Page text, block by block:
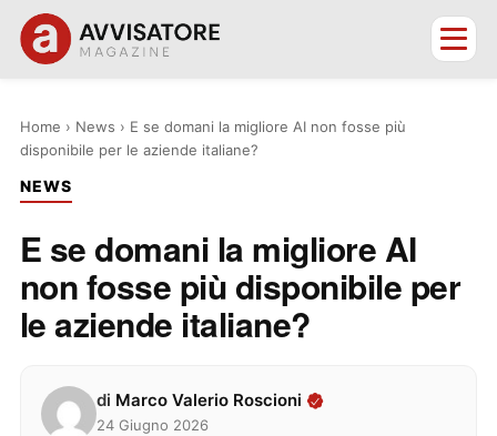
Home › News › E se domani la migliore AI non fosse più
disponibile per le aziende italiane?
NEWS
E se domani la migliore AI
non fosse più disponibile per
le aziende italiane?
di Marco Valerio Roscioni
24 Giugno 2026